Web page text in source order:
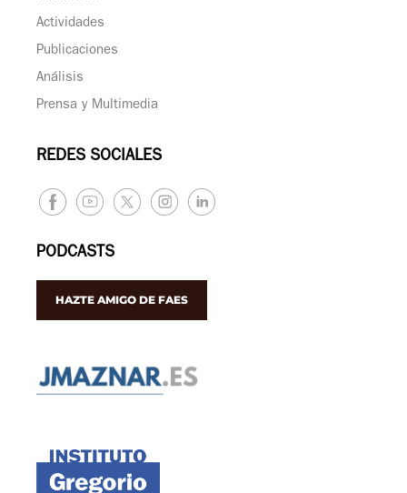
Actividades
Publicaciones
Análisis
Prensa y Multimedia
REDES SOCIALES
PODCASTS
HAZTE AMIGO DE FAES